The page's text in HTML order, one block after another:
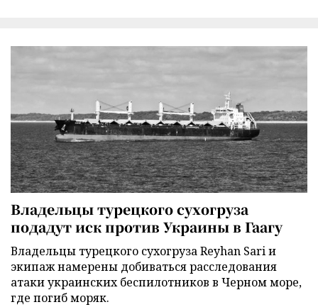
Владельцы турецкого сухогруза
подадут иск против Украины в Гаагу
Владельцы турецкого сухогруза Reyhan Sari и
экипаж намерены добиваться расследования
атаки украинских беспилотников в Черном море,
где погиб моряк.